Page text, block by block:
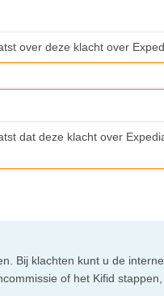
over deze klacht over
dat deze klacht over
Bij klachten kunt u de interne
of het Kifid